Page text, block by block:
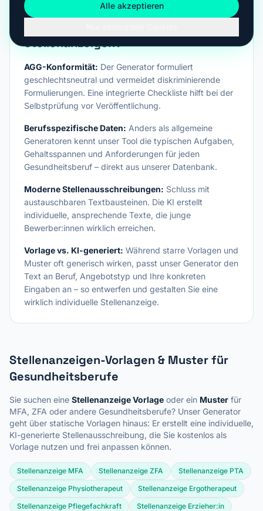
Stellenanzeigen?
AGG-Konformität: Der Generator formuliert
geschlechtsneutral und vermeidet diskriminierende
Formulierungen. Eine integrierte Checkliste hilft bei der
Selbstprüfung vor Veröffentlichung.
Berufsspezifische Daten: Anders als allgemeine
Generatoren kennt unser Tool die typischen Aufgaben,
Gehaltsspannen und Anforderungen für jeden
Gesundheitsberuf – direkt aus unserer Datenbank.
Moderne Stellenausschreibungen: Schluss mit
austauschbaren Textbausteinen. Die KI erstellt
individuelle, ansprechende Texte, die junge
Bewerber:innen wirklich erreichen.
Vorlage vs. KI-generiert: Während starre Vorlagen und
Muster oft generisch wirken, passt unser Generator den
Text an Beruf, Angebotstyp und Ihre konkreten
Eingaben an – so entwerfen und gestalten Sie eine
wirklich individuelle Stellenanzeige.
Stellenanzeigen-Vorlagen & Muster für
Gesundheitsberufe
Sie suchen eine Stellenanzeige Vorlage oder ein Muster für
MFA, ZFA oder andere Gesundheitsberufe? Unser Generator
geht über statische Vorlagen hinaus: Er erstellt eine individuelle,
KI-generierte Stellenausschreibung, die Sie kostenlos als
Vorlage nutzen und frei anpassen können.
Stellenanzeige MFA Stellenanzeige ZFA
Stellenanzeige PTA
Stellenanzeige Physiotherapeut
Stellenanzeige Ergotherapeut
Stellenanzeige Pflegefachkraft
Stellenanzeige Erzieher:in
Alle akzeptieren